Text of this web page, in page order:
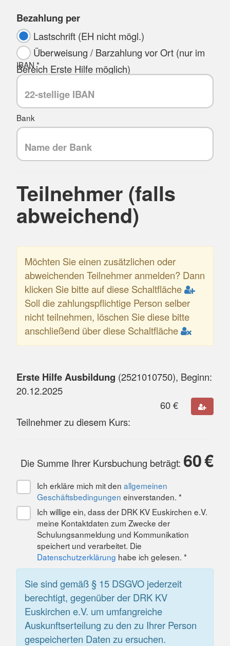
Bezahlung per
Lastschrift (EH nicht mögl.)
Überweisung / Barzahlung vor Ort (nur im
Bereich Erste Hilfe möglich)
IBAN *
Bank
Teilnehmer (falls
abweichend)
Möchten Sie einen zusätzlichen oder
abweichenden Teilnehmer anmelden? Dann
klicken Sie bitte auf diese Schaltfläche
Soll die zahlungspflichtige Person selber
nicht teilnehmen, löschen Sie diese bitte
anschließend über diese Schaltfläche
Erste Hilfe Ausbildung (2521010750), Beginn:
20.12.2025
60€
Teilnehmer zu diesem Kurs:
Die Summe Ihrer Kursbuchung beträgt: 60€
Ich erkläre mich mit den allgemeinen
Geschäftsbedingungen einverstanden. *
Ich willige ein, dass der DRK KV Euskirchen e.V.
meine Kontaktdaten zum Zwecke der
Schulungsanmeldung und Kommunikation
speichert und verarbeitet. Die
Datenschutzerklärung habe ich gelesen. *
Sie sind gemäß § 15 DSGVO jederzeit
berechtigt, gegenüber der DRK KV
Euskirchen e.V. um umfangreiche
Auskunftserteilung zu den zu Ihrer Person
gespeicherten Daten zu ersuchen.